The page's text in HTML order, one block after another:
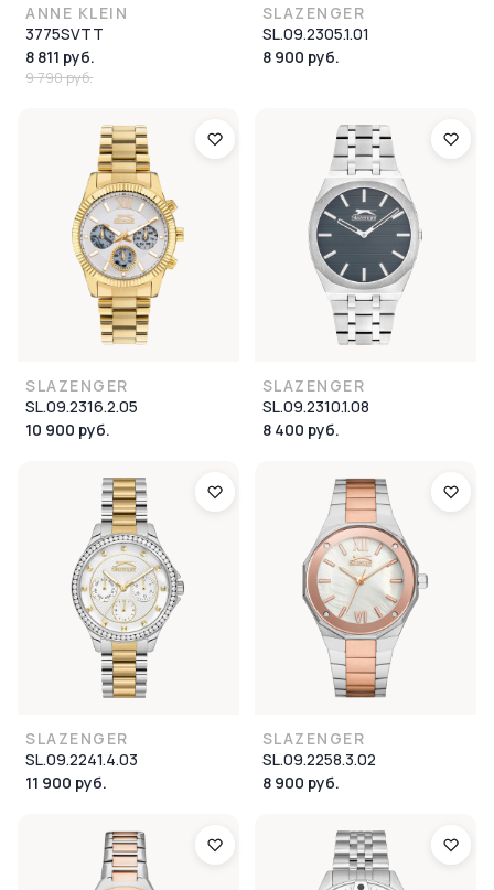
ANNE KLEIN
3775SVTT
8 811 руб.
9 790 руб.
SLAZENGER
SL.09.2305.1.01
8 900 руб.
SLAZENGER
SL.09.2316.2.05
10 900 руб.
SLAZENGER
SL.09.2310.1.08
8 400 руб.
SLAZENGER
SL.09.2241.4.03
11 900 руб.
SLAZENGER
SL.09.2258.3.02
8 900 руб.